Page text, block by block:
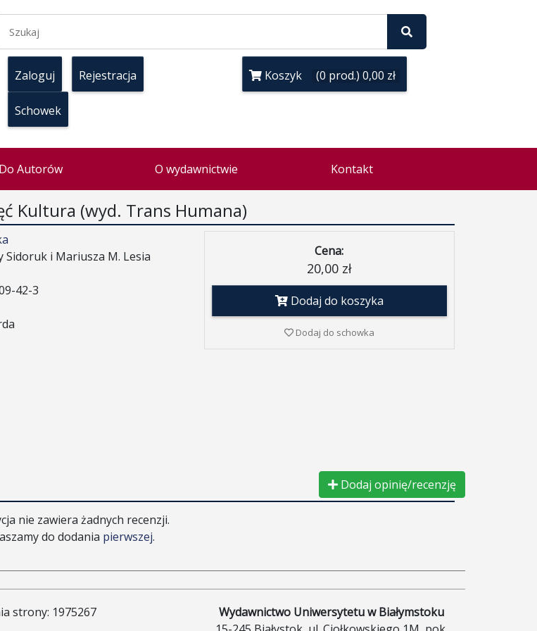
Zaloguj Rejestracja
Schowek
Koszyk (0 prod.) 0,00 zł
Do Autorów O wydawnictwie Kontakt
Kultura (wyd. Trans Humana)
Sidoruk i Mariusza M. Lesia
42-3
Cena:
20,00 zł
Dodaj do koszyka
Dodaj do schowka
Dodaj opinię/recenzję
nie zawiera żadnych recenzji.
do dodania pierwszej.
strony: 1975267
Wydawnictwo Uniwersytetu w Białymstoku